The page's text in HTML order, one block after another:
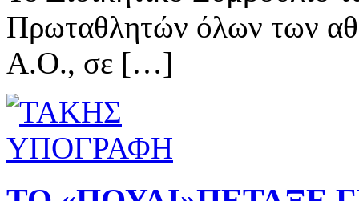
Πρωταθλητών όλων των
Α.Ο., σε […]